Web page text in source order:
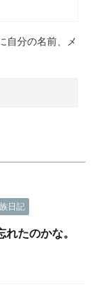
自分の名前、メ
日記
たのかな。